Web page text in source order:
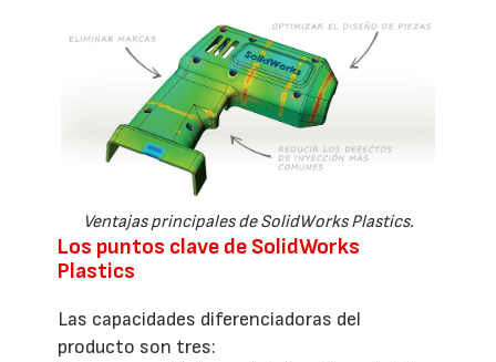
Ventajas principales de SolidWorks Plastics.
Los puntos clave de SolidWorks
Plastics
Las capacidades diferenciadoras del
producto son tres: